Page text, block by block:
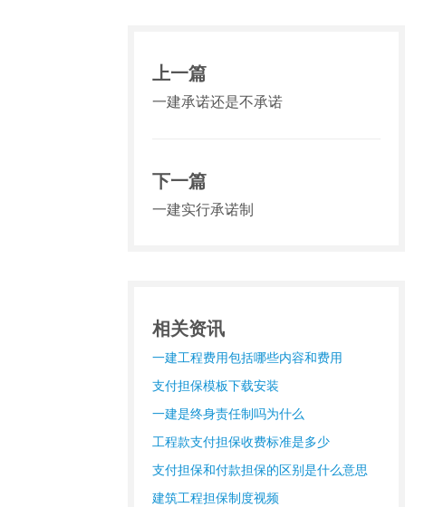
上一篇
一建承诺还是不承诺
下一篇
一建实行承诺制
相关资讯
一建工程费用包括哪些内容和费用
支付担保模板下载安装
一建是终身责任制吗为什么
工程款支付担保收费标准是多少
支付担保和付款担保的区别是什么意思
建筑工程担保制度视频